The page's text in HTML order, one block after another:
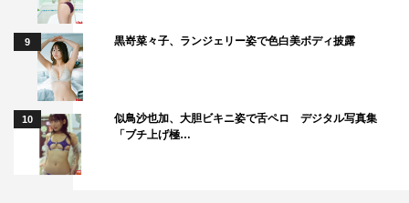
9 黒嵜菜々子、ランジェリー姿で色白美ボディ披露
10
似鳥沙也加、大胆ビキニ姿で舌ペロ デジタル写真集
「ブチ上げ極…